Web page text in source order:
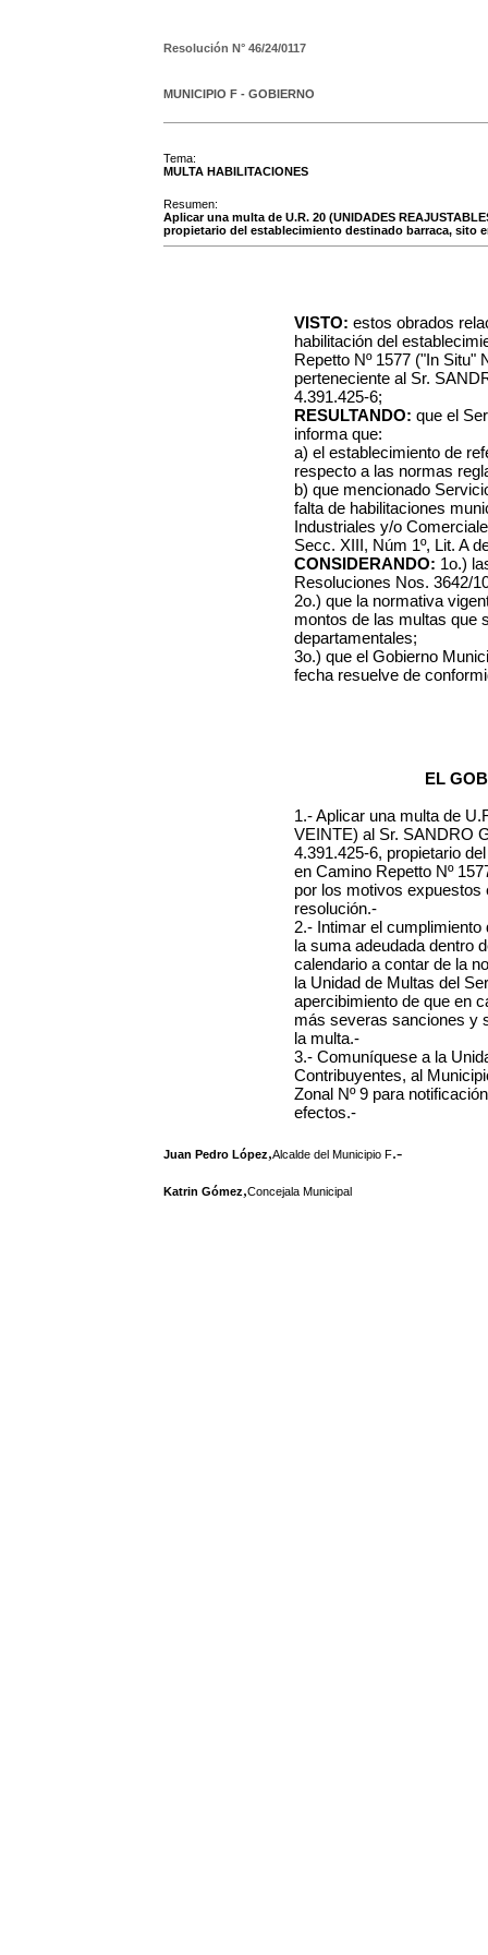
Resolución N° 46/24/0117
MUNICIPIO F - GOBIERNO
Tema:
MULTA HABILITACIONES
Resumen:
Aplicar una multa de U.R. 20 (UNIDADES
propietario del establecimiento destinado barraca, sito
VISTO: estos obrados
habilitación del
Repetto Nº 1577 ("In Situ"
perteneciente al Sr.
4.391.425-6;
RESULTANDO: que el
informa que:
a) el establecimiento de
respecto a las normas
b) que mencionado
falta de habilitaciones
Industriales y/o
Secc. XIII, Núm 1º, Lit. A
CONSIDERANDO: 1o.)
Resoluciones Nos. 3642/
2o.) que la normativa
montos de las multas que
departamentales;
3o.) que el Gobierno
fecha resuelve de
EL
1.- Aplicar una multa de
VEINTE) al Sr. SANDRO
4.391.425-6, propietario
en Camino Repetto Nº
por los motivos expuestos
resolución.-
2.- Intimar el
la suma adeudada dentro
calendario a contar de la
la Unidad de Multas del
apercibimiento de que en
más severas sanciones y
la multa.-
3.- Comuníquese a la
Contribuyentes, al
Zonal Nº 9 para
efectos.-
Juan Pedro López,Alcalde del Municipio F.-
Katrin Gómez,Concejala Municipal